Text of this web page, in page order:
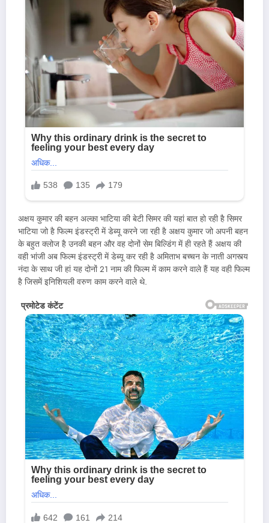
अक्षय कुमार की बहन अल्का भाटिया की बेटी सिमर की यहां बात हो रही है सिमर
भाटिया जो है फिल्म इंडस्ट्री में डेब्यू करने जा रही है अक्षय कुमार जो अपनी बहन
के बहुत क्लोज है उनकी बहन और वह दोनों सेम बिल्डिंग में ही रहते हैं अक्षय की
वही भांजी अब फिल्म इंडस्ट्री में डेब्यू कर रही है अमिताभ बच्चन के नाती अगस्त्य
नंदा के साथ जी हां यह दोनों 21 नाम की फिल्म में काम करने वाले हैं यह वही फिल्म
है जिसमें इनिशियली वरुण काम करने वाले थे.